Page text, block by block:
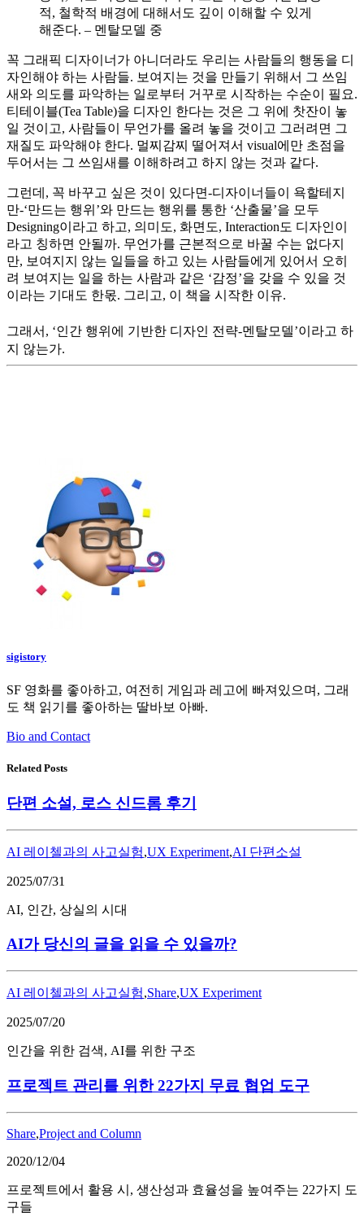
적, 철학적 배경에 대해서도 깊이 이해할 수 있게
해준다. – 멘탈모델 중
꼭 그래픽 디자이너가 아니더라도 우리는 사람들의 행동을 디
자인해야 하는 사람들. 보여지는 것을 만들기 위해서 그 쓰임
새와 의도를 파악하는 일로부터 거꾸로 시작하는 수순이 필요.
티테이블(Tea Table)을 디자인 한다는 것은 그 위에 찻잔이 놓
일 것이고, 사람들이 무언가를 올려 놓을 것이고 그러려면 그
재질도 파악해야 한다. 멀찌감찌 떨어져서 visual에만 초점을
두어서는 그 쓰임새를 이해하려고 하지 않는 것과 같다.
그런데, 꼭 바꾸고 싶은 것이 있다면-디자이너들이 욕할테지
만-‘만드는 행위’와 만드는 행위를 통한 ‘산출물’을 모두
Designing이라고 하고, 의미도, 화면도, Interaction도 디자인이
라고 칭하면 안될까. 무언가를 근본적으로 바꿀 수는 없다지
만, 보여지지 않는 일들을 하고 있는 사람들에게 있어서 오히
려 보여지는 일을 하는 사람과 같은 ‘감정’을 갖을 수 있을 것
이라는 기대도 한몫. 그리고, 이 책을 시작한 이유.
그래서, ‘인간 행위에 기반한 디자인 전략-멘탈모델’이라고 하
지 않는가.
sigistory
SF 영화를 좋아하고, 여전히 게임과 레고에 빠져있으며, 그래
도 책 읽기를 좋아하는 딸바보 아빠.
Bio and Contact
Related Posts
단편 소설, 로스 신드롬 후기
AI 레이첼과의 사고실험,UX Experiment,AI 단편소설
2025/07/31
AI, 인간, 상실의 시대
AI가 당신의 글을 읽을 수 있을까?
AI 레이첼과의 사고실험,Share,UX Experiment
2025/07/20
인간을 위한 검색, AI를 위한 구조
프로젝트 관리를 위한 22가지 무료 협업 도구
Share,Project and Column
2020/12/04
프로젝트에서 활용 시, 생산성과 효율성을 높여주는 22가지 도
구들